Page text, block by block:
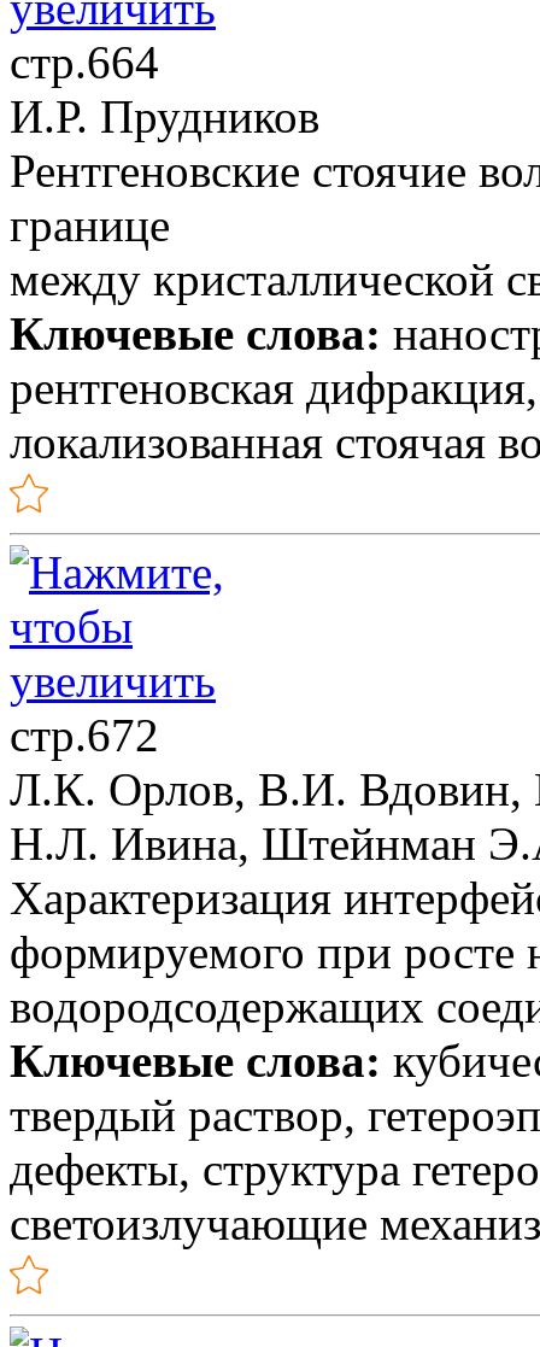
стр.664
И.Р. Прудников
Рентгеновские стоячие
границе
между кристаллической
Ключевые слова:
рентгеновская
локализованная стоячая
стр.672
Л.К. Орлов, В.И.
Н.Л. Ивина, Штейнман
Характеризация
формируемого при росте
водородсодержащих
Ключевые слова:
твердый раствор,
дефекты, структура
светоизлучающие